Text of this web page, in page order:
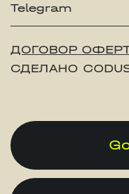
Telegram
ДОГОВОР
СДЕЛАНО